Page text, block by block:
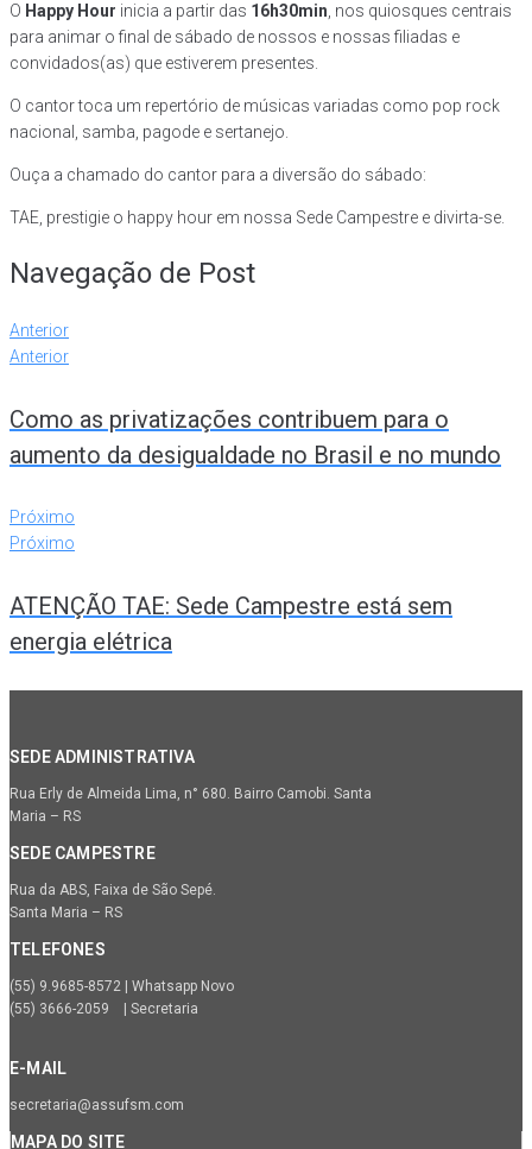
O Happy Hour inicia a partir das 16h30min, nos quiosques centrais
para animar o final de sábado de nossos e nossas filiadas e
convidados(as) que estiverem presentes.
O cantor toca um repertório de músicas variadas como pop rock
nacional, samba, pagode e sertanejo.
Ouça a chamado do cantor para a diversão do sábado:
TAE, prestigie o happy hour em nossa Sede Campestre e divirta-se.
Navegação de Post
Anterior
Anterior
Como as privatizações contribuem para o
aumento da desigualdade no Brasil e no mundo
Próximo
Próximo
ATENÇÃO TAE: Sede Campestre está sem
energia elétrica
SEDE ADMINISTRATIVA
Rua Erly de Almeida Lima, n° 680. Bairro Camobi. Santa
Maria – RS
SEDE CAMPESTRE
Rua da ABS, Faixa de São Sepé.
Santa Maria – RS
TELEFONES
(55) 9.9685-8572 | Whatsapp Novo
(55) 3666-2059 | Secretaria
E-MAIL
secretaria@assufsm.com
MAPA DO SITE